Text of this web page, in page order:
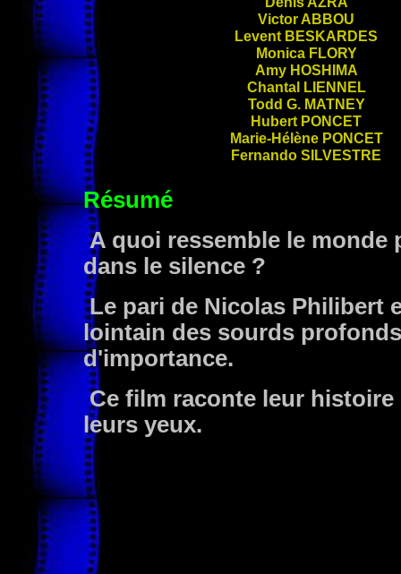
Victor ABBOU
Levent BESKARDES
Monica FLORY
Amy HOSHIMA
Chantal LIENNEL
Todd G. MATNEY
Hubert PONCET
Marie-Hélène PONCET
Fernando SILVESTRE
Résumé
A quoi ressemble le monde
dans le silence ?
Le pari de Nicolas Philibert
lointain des sourds
d'importance.
Ce film raconte leur
leurs yeux.